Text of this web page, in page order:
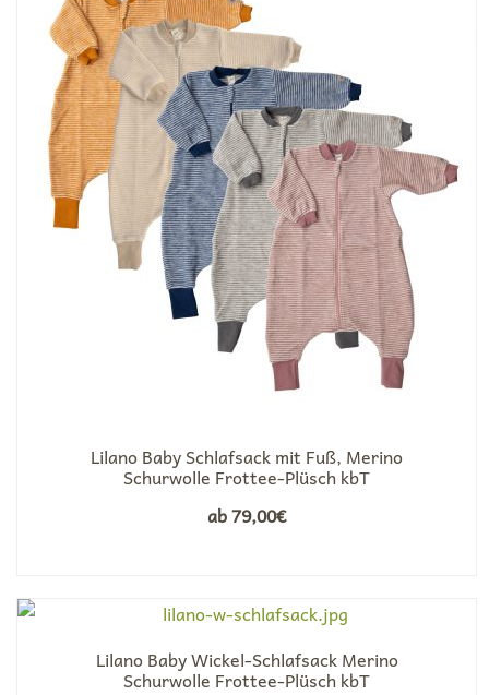
Lilano Baby Schlafsack mit Fuß, Merino
Schurwolle Frottee-Plüsch kbT
ab79,00€
Lilano Baby Wickel-Schlafsack Merino
Schurwolle Frottee-Plüsch kbT